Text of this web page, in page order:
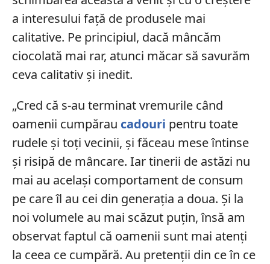
a interesului față de produsele mai
calitative. Pe principiul, dacă mâncăm
ciocolată mai rar, atunci măcar să savurăm
ceva calitativ și inedit.
„Cred că s-au terminat vremurile când
oamenii cumpărau cadouri pentru toate
rudele și toți vecinii, și făceau mese întinse
și risipă de mâncare. Iar tinerii de astăzi nu
mai au același comportament de consum
pe care îl au cei din generația a doua. Și la
noi volumele au mai scăzut puțin, însă am
observat faptul că oamenii sunt mai atenți
la ceea ce cumpără. Au pretenții din ce în ce